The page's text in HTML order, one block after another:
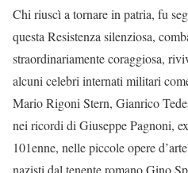
Chi riuscì a tornare in patria, fu
questa Resistenza silenziosa,
straordinariamente coraggiosa,
alcuni celebri internati militari
Mario Rigoni Stern, Gianrico
nei ricordi di Giuseppe Pagnoni,
101enne, nelle piccole opere
nazisti dal tenente romano Gino